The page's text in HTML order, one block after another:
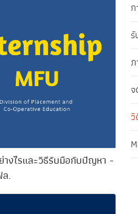
างไรและวิธีรับมือกับปัญหา -
.